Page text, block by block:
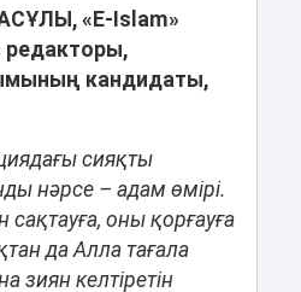
«E-Islam»
кандидаты,
сияқты
нәрсе – адам өмірі.
оны қорғауға
да Алла тағала
зиян келтіретін